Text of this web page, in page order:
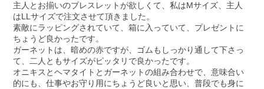
主人とお揃いのブレスレットが欲しくて、私はMサイズ、主人
はLLサイズで注文させて頂きました。
素敵にラッピングされていて、箱に入っていて、プレゼントに
ちょうど良かったです。
ガーネットは、暗めの赤ですが、ゴムもしっかり通して下さっ
て、二人ともサイズがピッタリで良かったです。
オニキスとヘマタイトとガーネットの組み合わせで、意味合い
的にも、仕事やお守り用にちょうど良いと思い、普段でも身に